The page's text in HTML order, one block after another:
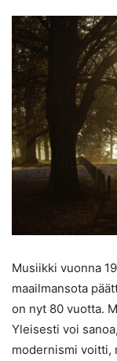
Musiikki vuonna
maailmansota
on nyt 80 vuotta.
Yleisesti voi
modernismi voitti,